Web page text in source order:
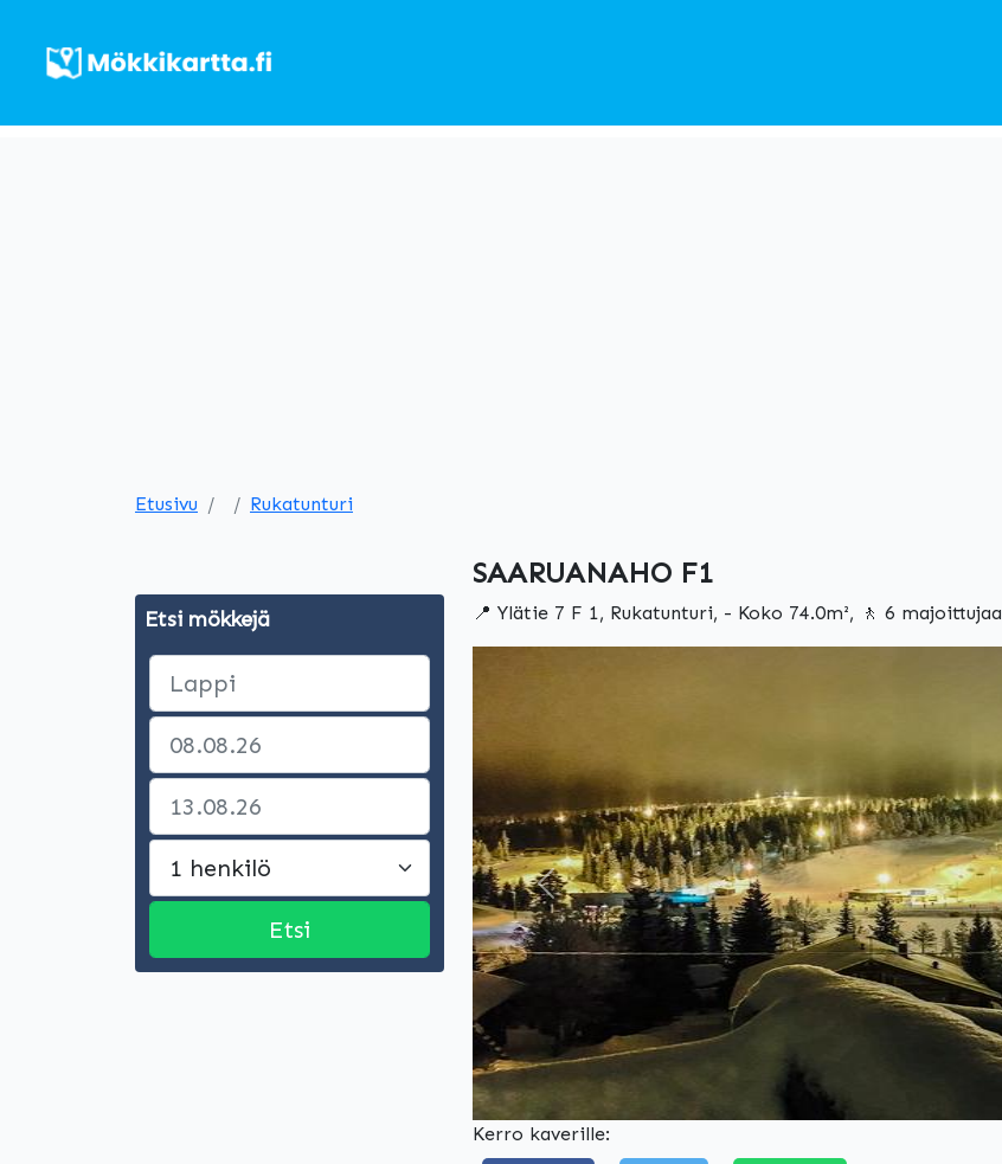
Etusivu Rukatunturi
Etsi mökkejä
SAARUANAHO F1
📍 Ylätie 7 F 1, Rukatunturi, - Koko 74.0m², 🚶 6 majoittujaa
Edellinen
Kerro kaverille: